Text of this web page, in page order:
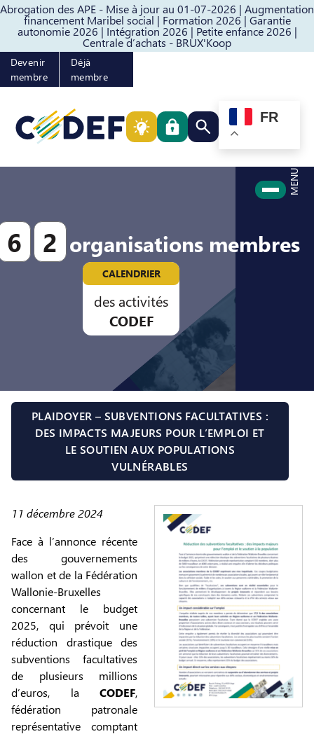
Abrogation des APE - Mise à jour au 01-07-2026 | Augmentation
financement Maribel social | Formation 2026 | Garantie
autonomie 2026 | Intégration 2026 | Petite enfance 2026 |
Centrale d’achats - BRUX'Koop
Passer au contenuPasser au pied de page
Devenir
membre
Déjà
membre
Rechercher quelque
FR
MENU
6 2 organisations membres
CALENDRIER
des activités
CODEF
PLAIDOYER – SUBVENTIONS FACULTATIVES :
DES IMPACTS MAJEURS POUR L’EMPLOI ET
LE SOUTIEN AUX POPULATIONS
VULNÉRABLES
11 décembre 2024
Face à l’annonce récente
des gouvernements
wallon et de la Fédération
Wallonie-Bruxelles
concernant le budget
2025, qui prévoit une
réduction drastique des
subventions facultatives
de plusieurs millions
d’euros, la CODEF,
fédération patronale
représentative comptant